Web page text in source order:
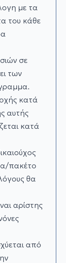
µε τα
του κάθε
σε
των
κατά
αυτής
κατά
πακέτο
θα
αρίστης
από